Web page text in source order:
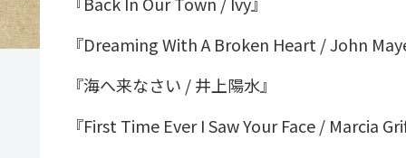
『Dreaming With A Broken Heart / John
『海へ来なさい / 井上陽水』
『First Time Ever I Saw Your Face / Marcia